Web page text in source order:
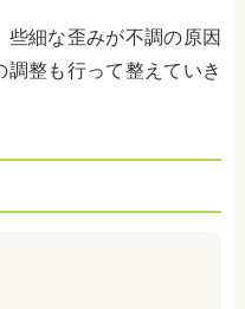
細な歪みが不調の原因
整も行って整えていき